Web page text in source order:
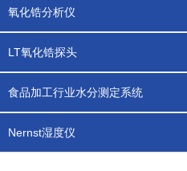
氧化锆分析仪
LT氧化锆探头
食品加工行业水分测定系统
Nernst湿度仪